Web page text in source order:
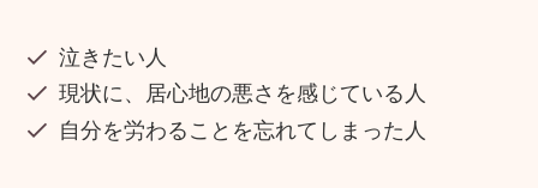
泣きたい人
現状に、居心地の悪さを感じている人
自分を労わることを忘れてしまった人